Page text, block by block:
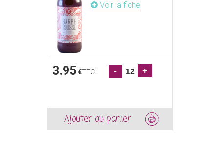
Voir la fiche
3.95 €TTC - +
Ajouter au panier